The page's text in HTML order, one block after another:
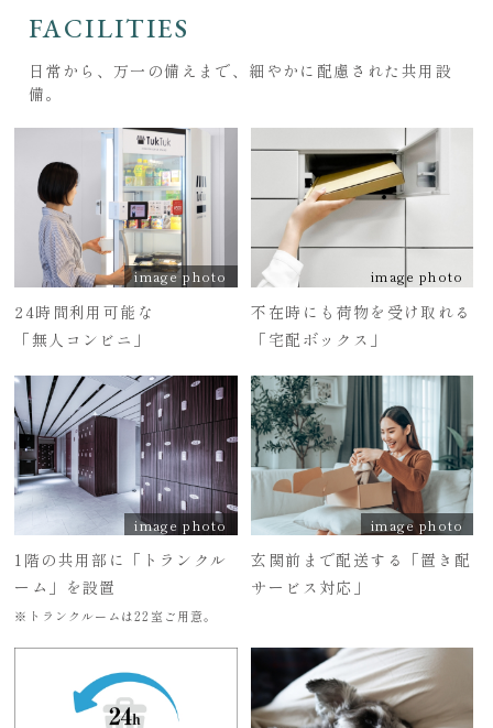
FACILITIES
日常から、万一の備えまで、細やかに配慮された共用設
備。
image photo
24時間利用可能な
「無人コンビニ」
image photo
不在時にも荷物を受け取れる
「宅配ボックス」
image photo
1階の共用部に 「トランクル
ーム」を設置
※トランクルームは22室ご用意。
image photo
玄関前まで配送する 「置き配
サービス対応」